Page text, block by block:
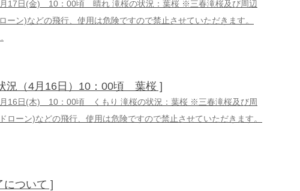
17日(金) 10：00頃 晴れ 滝桜の状況：葉桜 ※三春滝桜及び周辺
ーン)などの飛行、使用は危険ですので禁止させていただきます。
況（4月16日）10：00頃 葉桜 ]
16日(木) 10：00頃 くもり 滝桜の状況：葉桜 ※三春滝桜及び周
ローン)などの飛行、使用は危険ですので禁止させていただきます。
について ]